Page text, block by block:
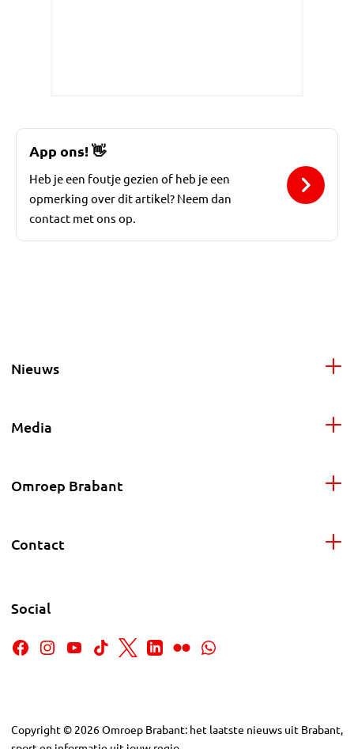
App ons!👋
Heb je een foutje gezien of heb je een
opmerking over dit artikel? Neem dan
contact met ons op.
Nieuws
Media
Omroep Brabant
Contact
Social
Copyright © 2026Omroep Brabant: het laatste nieuws uit Brabant,